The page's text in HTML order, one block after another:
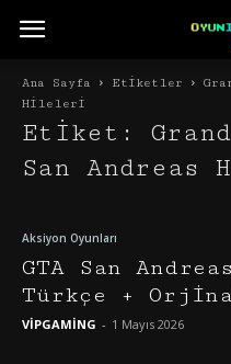
Ana Sayfa Etiketler
Hileleri
Etiket:
San
Aksiyon Oyunları
GTA San
Türkçe +
VİPGAMİNG - 1 Mayıs 2026